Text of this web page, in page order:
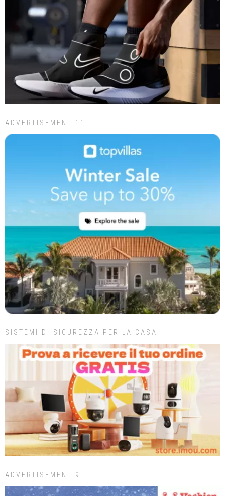
ADVERTISEMENT 11
SISTEMI DI SICUREZZA PER LA CASA
ADVERTISEMENT 9